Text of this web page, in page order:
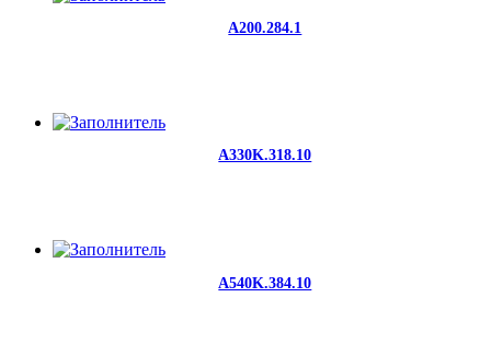
A200.284.1
A330K.318.10
A540K.384.10